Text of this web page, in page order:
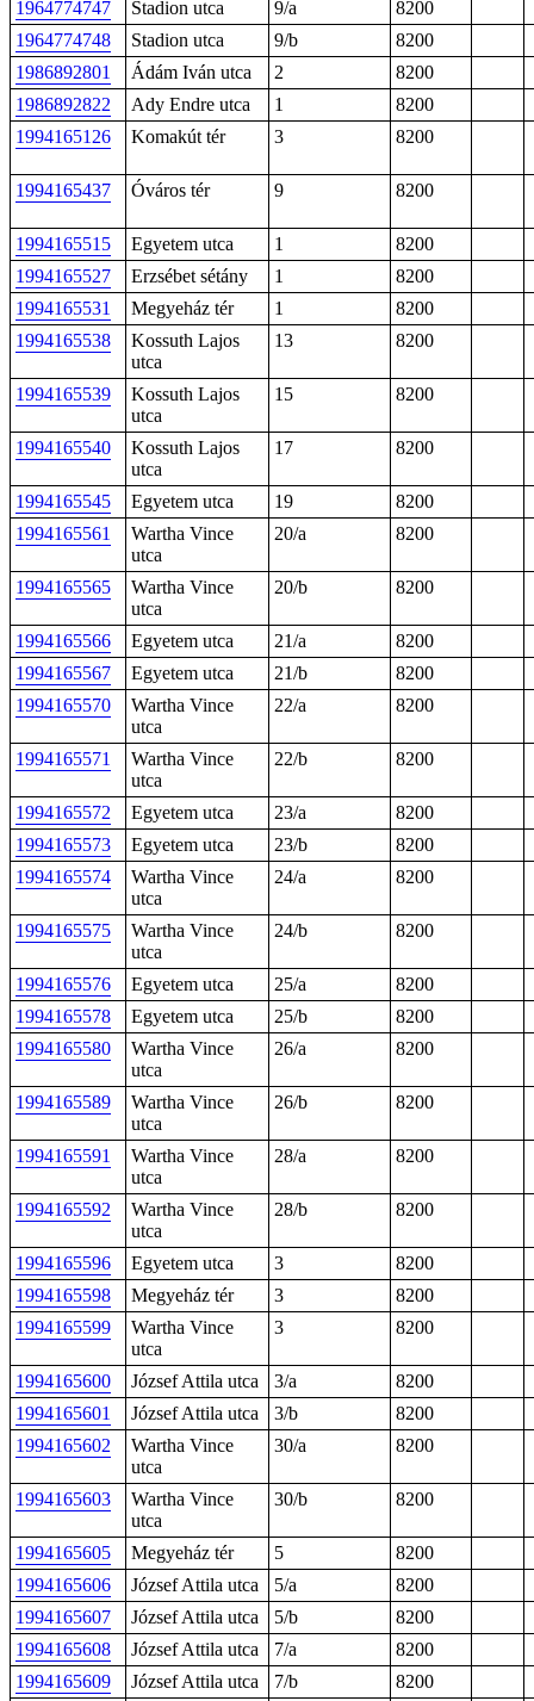
1964774747
Stadion utca 9/a
8200
1964774748
Stadion utca 9/b
8200
1986892801
Ádám Iván utca 2
8200
1986892822
Ady Endre utca 1
8200
1994165126
Komakút tér 3 8200
1994165437 Óváros tér 9 8200
1994165515 Egyetem utca 1
8200
1994165527
Erzsébet sétány 1
8200
1994165531
Megyeház tér 1
8200
1994165538
Kossuth Lajos
utca
13 8200
1994165539
Kossuth Lajos
utca
15 8200
1994165540
Kossuth Lajos
utca
17 8200
1994165545 Egyetem utca 19
8200
1994165561
Wartha Vince
utca
20/a 8200
1994165565
Wartha Vince
utca
20/b 8200
1994165566 Egyetem utca 21/a
8200
1994165567
Egyetem utca 21/b
8200
1994165570
Wartha Vince
utca
22/a 8200
1994165571
Wartha Vince
utca
22/b 8200
1994165572 Egyetem utca 23/a
8200
1994165573
Egyetem utca 23/b
8200
1994165574
Wartha Vince
utca
24/a 8200
1994165575
Wartha Vince
utca
24/b 8200
1994165576 Egyetem utca 25/a
8200
1994165578
Egyetem utca 25/b
8200
1994165580
Wartha Vince
utca
26/a 8200
1994165589
Wartha Vince
utca
26/b 8200
1994165591
Wartha Vince
utca
28/a 8200
1994165592
Wartha Vince
utca
28/b 8200
1994165596 Egyetem utca 3
8200
1994165598
Megyeház tér 3
8200
1994165599
Wartha Vince
utca
3 8200
1994165600 József Attila utca 3/a
8200
1994165601
József Attila utca 3/b
8200
1994165602
Wartha Vince
utca
30/a 8200
1994165603
Wartha Vince
utca
30/b 8200
1994165605 Megyeház tér 5
8200
1994165606
József Attila utca 5/a
8200
1994165607
József Attila utca 5/b
8200
1994165608
József Attila utca 7/a
8200
1994165609
József Attila utca 7/b 8200